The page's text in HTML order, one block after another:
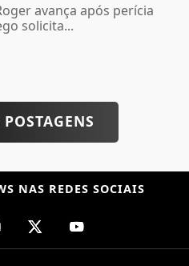
avança após perícia
solicita...
NAS REDES SOCIAIS